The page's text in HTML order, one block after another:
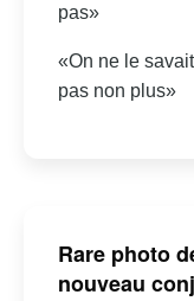
pas»
«On ne le
pas non plus»
Rare photo
nouveau